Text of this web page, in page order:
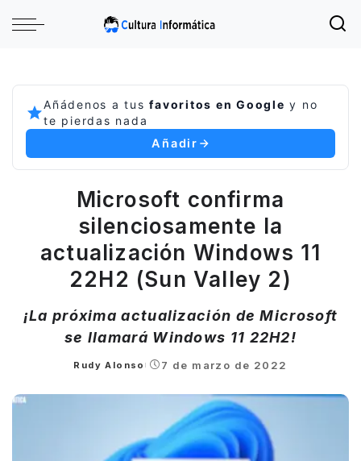
Añádenos a tusfavoritos en Google y no
te pierdas nada
Añadir
Microsoft confirma
silenciosamente la
actualización Windows 11
22H2 (Sun Valley 2)
¡La próxima actualización de Microsoft
se llamará Windows 11 22H2!
Posted
Rudy Alonso 7 de marzo de 2022